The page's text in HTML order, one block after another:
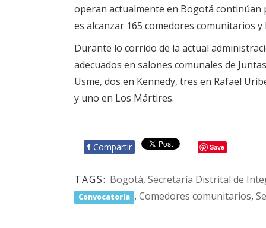
operan actualmente en Bogotá continúan
es alcanzar 165 comedores comunitarios
Durante lo corrido de la actual
adecuados en salones comunales de
Usme, dos en Kennedy, tres en Rafael
y uno en Los Mártires.
f Compartir Save
TAGS: Bogotá, Secretaría Distrital de
Convocatoria ,Comedores comunitarios,